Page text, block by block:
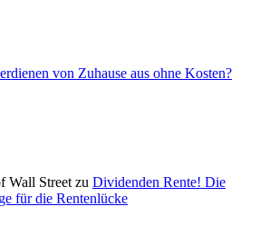
von Zuhause aus ohne Kosten?
Wall Street zu Dividenden Rente! Die
für die Rentenlücke